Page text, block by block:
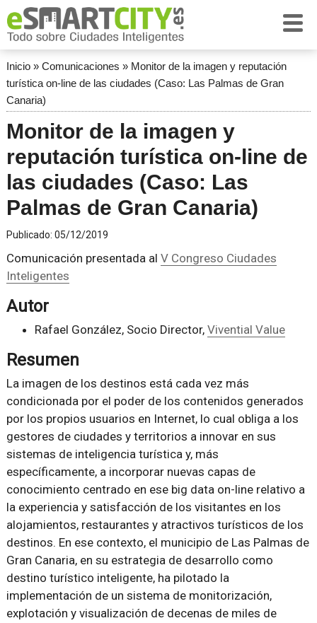
Inicio» Comunicaciones » Monitor de la imagen y reputación
turística on-line de las ciudades (Caso: Las Palmas de Gran
Canaria)
Monitor de la imagen y
reputación turística on-line de
las ciudades (Caso: Las
Palmas de Gran Canaria)
Publicado: 05/12/2019
Comunicación presentada al V Congreso Ciudades
Inteligentes
Autor
Rafael González, Socio Director, Vivential Value
Resumen
La imagen de los destinos está cada vez más
condicionada por el poder de los contenidos generados
por los propios usuarios en Internet, lo cual obliga a los
gestores de ciudades y territorios a innovar en sus
sistemas de inteligencia turística y, más
específicamente, a incorporar nuevas capas de
conocimiento centrado en ese big data on-line relativo a
la experiencia y satisfacción de los visitantes en los
alojamientos, restaurantes y atractivos turísticos de los
destinos. En ese contexto, el municipio de Las Palmas de
Gran Canaria, en su estrategia de desarrollo como
destino turístico inteligente, ha pilotado la
implementación de un sistema de monitorización,
explotación y visualización de decenas de miles de